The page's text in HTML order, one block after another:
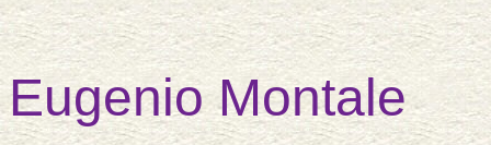
EugenioMontale